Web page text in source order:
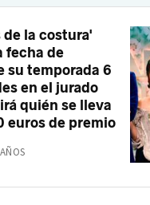
la costura'
fecha de
su temporada 6
en el jurado
quién se lleva
euros de premio